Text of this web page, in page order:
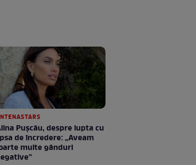
Pușcău, despre lupta cu
de încredere: „Aveam
multe gânduri